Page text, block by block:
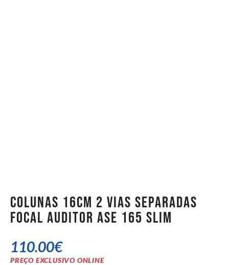
Colunas 16cm 2 Vias Separadas
Focal Auditor ASE 165 Slim
110.00€
PREÇO EXCLUSIVO ONLINE